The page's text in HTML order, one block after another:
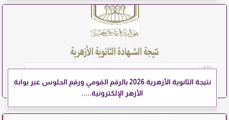
نتيجة الثانوية الأزهرية 2026 بالرقم القومي ورقم الجلوس عبر بوابة
الأزهر الإلكترونية.....